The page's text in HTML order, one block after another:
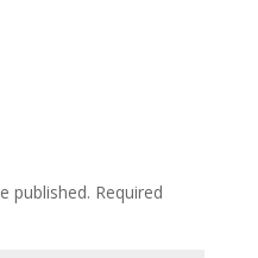
published. Required